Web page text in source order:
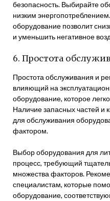
безопасность. Выбирайте
низким
оборудование позволит
и уменьшить негативное
6. Простота
Простота обслуживания и
влияющий на
оборудование, которое
Наличие запасных частей и
для обслуживания
фактором.
Выбор оборудования для
процесс, требующий
множества факторов.
специалистам, которые
оборудование,